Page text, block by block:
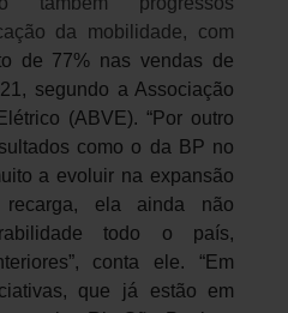
da mobilidade, com
de 77% nas vendas de
segundo a Associação
(ABVE). “Por outro
como o da BP no
a evoluir na expansão
ela ainda não
todo o país,
conta ele. “Em
que já estão em